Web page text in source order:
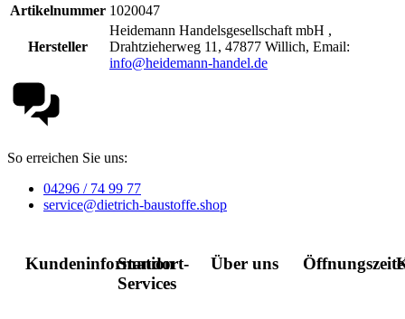
Artikelnummer 1020047
Hersteller
Heidemann Handelsgesellschaft mbH ,
Drahtzieherweg 11, 47877 Willich, Email:
info@heidemann-handel.de
So erreichen Sie uns:
04296 / 74 99 77
service@dietrich-baustoffe.shop
Kundeninformation
Standort-
Services
Über uns